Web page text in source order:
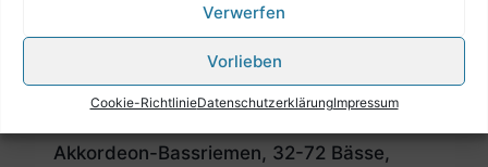
Verwerfen
Vorlieben
Cookie-RichtlinieDatenschutzerklärungImpressum
Akkordeon-Bassriemen, 32-72 Bässe,